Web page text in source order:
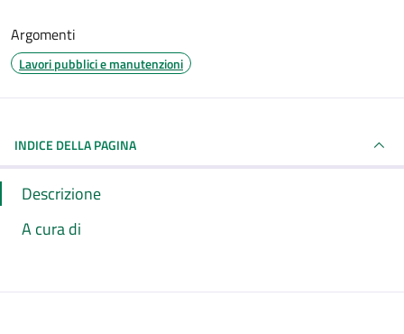
Argomenti
Lavori pubblici e manutenzioni
INDICE DELLA PAGINA
Descrizione
A cura di